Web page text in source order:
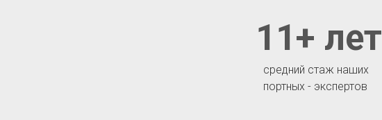
средний стаж наших
портных - экспертов
11+ лет